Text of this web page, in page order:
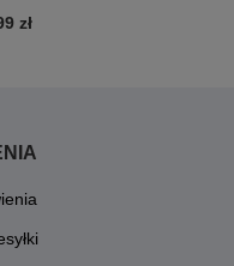
zł